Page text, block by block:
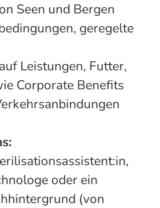
Seen und Bergen
geregelte
Leistungen, Futter,
Corporate Benefits
oder ein
(von